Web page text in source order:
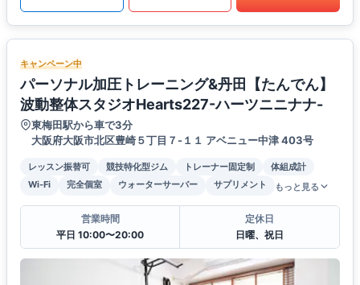
キャンペーン中
パーソナル加圧トレーニング&丹田【たんでん】
波動整体スタジオHearts227-ハーツニニナナ-
東梅田駅から車で3分
大阪府大阪市北区豊崎５丁目７-１１ アベニュー中津 403号
レッスン振替可 競技特化型ジム トレーナー固定制
体組成計
Wi-Fi
完全個室 ウォーターサーバー サプリメント もっと見る
営業時間
平日 10:00〜20:00
定休日
日曜、祝日